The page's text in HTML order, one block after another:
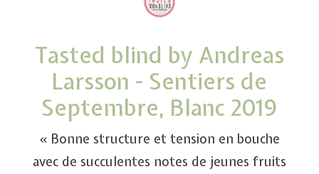
Tasted blind by Andreas
Larsson - Sentiers de
Septembre, Blanc 2019
« Bonne structure et tension en bouche
avec de succulentes notes de jeunes fruits